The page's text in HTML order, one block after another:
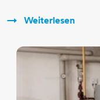
Weiterlesen